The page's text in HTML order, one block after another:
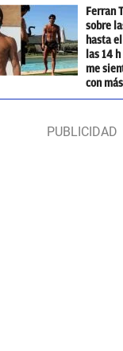
Ferran
sobre
hasta
las 14
me
con